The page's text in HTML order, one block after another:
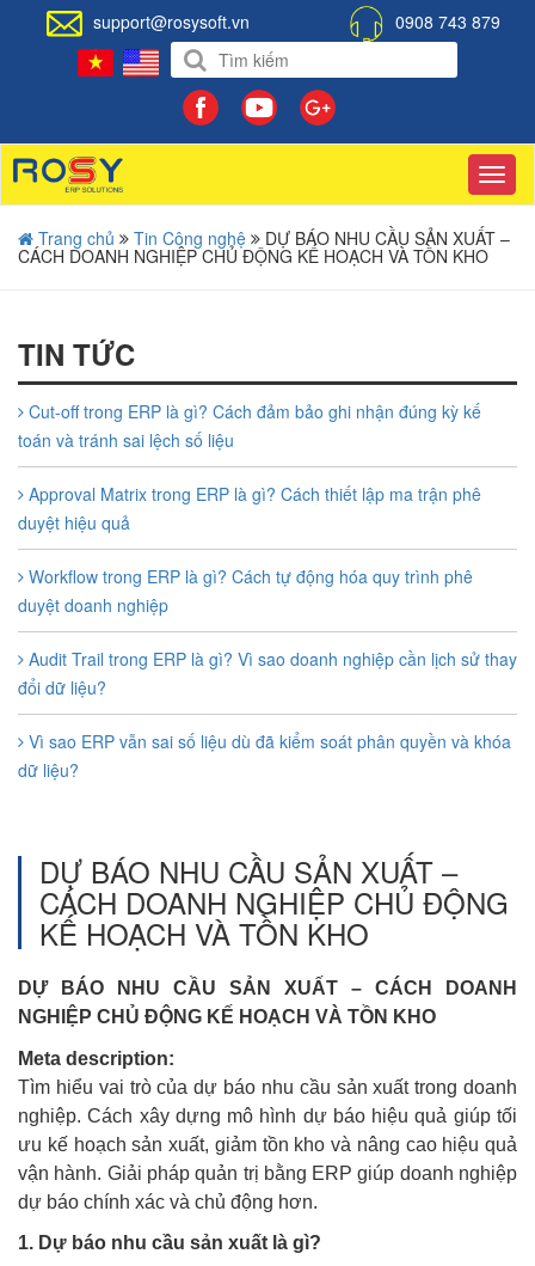
support@rosysoft.vn 0908 743 879
Trang chủ
Tin Công nghệ DỰ BÁO NHU CẦU SẢN XUẤT –
CÁCH DOANH NGHIỆP CHỦ ĐỘNG KẾ HOẠCH VÀ TỒN KHO
TIN TỨC
Cut-off trong ERP là gì? Cách đảm bảo ghi nhận đúng kỳ kế
toán và tránh sai lệch số liệu
Approval Matrix trong ERP là gì? Cách thiết lập ma trận phê
duyệt hiệu quả
Workflow trong ERP là gì? Cách tự động hóa quy trình phê
duyệt doanh nghiệp
Audit Trail trong ERP là gì? Vì sao doanh nghiệp cần lịch sử thay
đổi dữ liệu?
Vì sao ERP vẫn sai số liệu dù đã kiểm soát phân quyền và khóa
dữ liệu?
DỰ BÁO NHU CẦU SẢN XUẤT –
CÁCH DOANH NGHIỆP CHỦ ĐỘNG
KẾ HOẠCH VÀ TỒN KHO
DỰ BÁO NHU CẦU SẢN XUẤT – CÁCH DOANH
NGHIỆP CHỦ ĐỘNG KẾ HOẠCH VÀ TỒN KHO
Meta description:
Tìm hiểu vai trò của dự báo nhu cầu sản xuất trong doanh
nghiệp. Cách xây dựng mô hình dự báo hiệu quả giúp tối
ưu kế hoạch sản xuất, giảm tồn kho và nâng cao hiệu quả
vận hành. Giải pháp quản trị bằng ERP giúp doanh nghiệp
dự báo chính xác và chủ động hơn.
1. Dự báo nhu cầu sản xuất là gì?